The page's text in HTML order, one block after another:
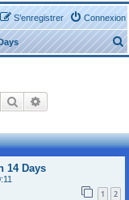
Connexion
S’enregistrer
e
r
Rechercher
14 Days
1 2